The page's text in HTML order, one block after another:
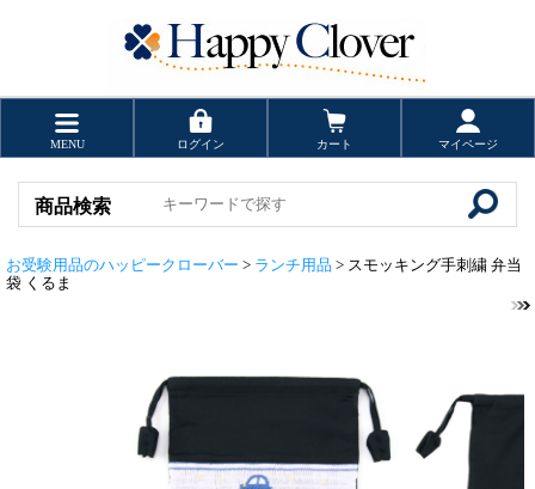
MENU ログイン カート マイページ
商品検索
お受験用品のハッピークローバー > ランチ用品 > スモッキング手刺繍 弁当
袋 くるま